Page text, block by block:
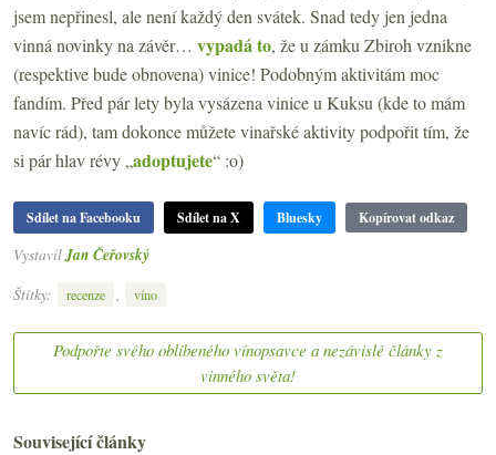
jsem nepřinesl, ale není každý den svátek. Snad tedy jen jedna
vinná novinky na závěr… vypadá to, že u zámku Zbiroh vznikne
(respektive bude obnovena) vinice! Podobným aktivitám moc
fandím. Před pár lety byla vysázena vinice u Kuksu (kde to mám
navíc rád), tam dokonce můžete vinařské aktivity podpořit tím, že
si pár hlav révy „adoptujete“ :o)
Sdílet na Facebooku Sdílet na X Bluesky Kopírovat odkaz
Vystavil Jan Čeřovský
Štítky:
recenze , víno
Podpořte svého oblíbeného vínopsavce a nezávislé články z
vinného světa!
Související články